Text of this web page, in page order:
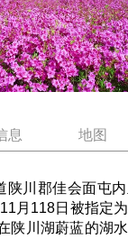
息 地图
川郡佳会面屯内
月118日被指定
陕川湖蔚蓝的湖